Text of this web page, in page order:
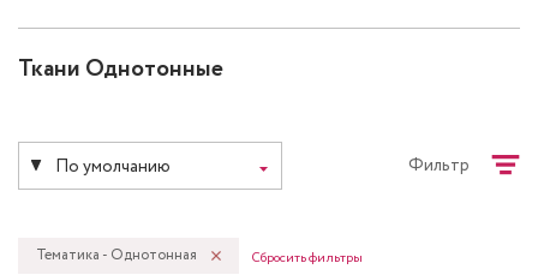
Ткани Однотонные
По умолчанию Фильтр
Тематика - Однотонная Сбросить фильтры